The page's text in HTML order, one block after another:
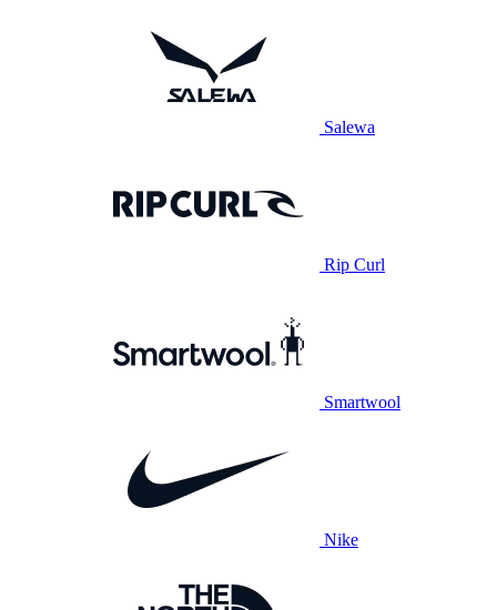
Salewa
Rip Curl
Smartwool
Nike